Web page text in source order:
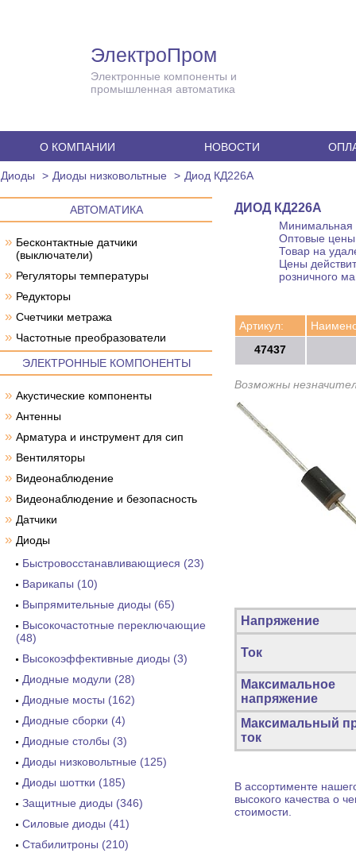
ЭлектроПром
Электронные компоненты и
промышленная автоматика
О КОМПАНИИ НОВОСТИ
Диоды Диоды низковольтные Диод КД226А
АВТОМАТИКА
» Бесконтактные датчики
(выключатели)
» Регуляторы температуры
» Редукторы
» Счетчики метража
» Частотные преобразователи
ЭЛЕКТРОННЫЕ КОМПОНЕНТЫ
» Акустические компоненты
» Антенны
» Арматура и инструмент для сип
» Вентиляторы
» Видеонаблюдение
» Видеонаблюдение и безопасность
» Датчики
» Диоды
Быстровосстанавливающиеся (23)
Варикапы (10)
Выпрямительные диоды (65)
Высокочастотные переключающие
(48)
Высокоэффективные диоды (3)
Диодные модули (28)
Диодные мосты (162)
Диодные сборки (4)
Диодные столбы (3)
Диоды низковольтные (125)
Диоды шоттки (185)
Защитные диоды (346)
Силовые диоды (41)
Стабилитроны (210)
ДИОД КД226А
Минимальная
Оптовые цены
Товар на
Цены
розничного
Артикул:
47437
Возможны
Напряжение
Ток
Максимальное
напряжение
Максимальный
ток
В ассортименте
высокого качества о
стоимости.